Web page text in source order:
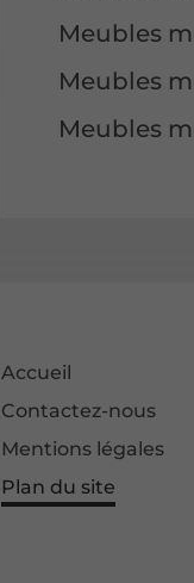
Meubles
Meubles
Meubles
Accueil
Contactez-nous
Mentions légales
Plan du site